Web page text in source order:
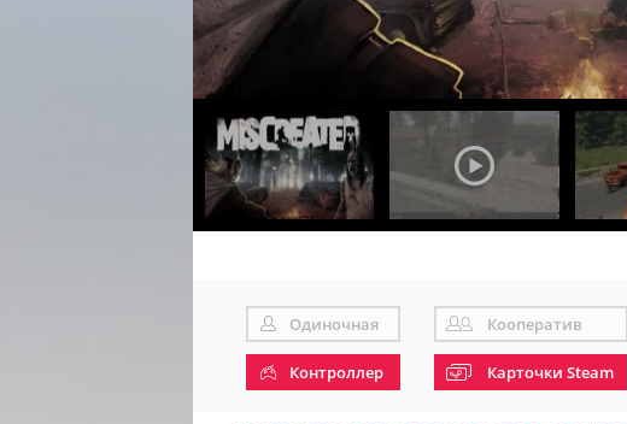
Одиночная Кооператив
Контроллер Карточки Steam